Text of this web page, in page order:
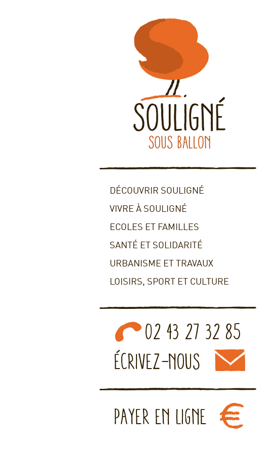
DÉCOUVRIR SOULIGNÉ
VIVRE À SOULIGNÉ
ECOLES ET FAMILLES
SANTÉ ET SOLIDARITÉ
URBANISME ET TRAVAUX
LOISIRS, SPORT ET CULTURE